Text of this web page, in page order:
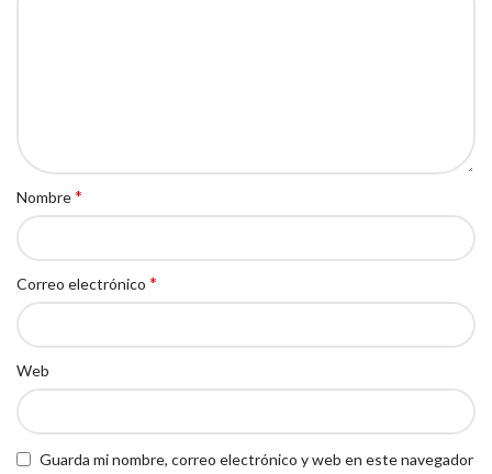
Nombre*
Correo electrónico *
Web
Guarda mi nombre, correo electrónico y web en este navegador